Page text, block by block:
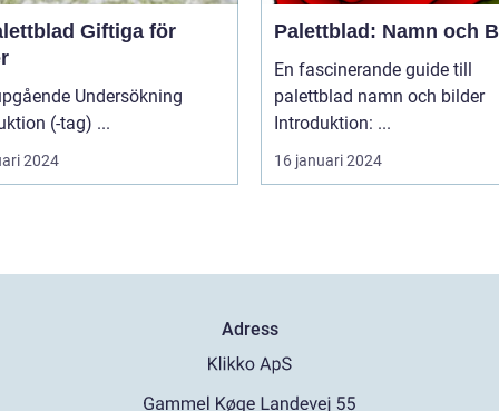
Giftiga för
Undersökning
Introduktion (-tag) ...
2024
Palettblad: Namn och
En fascinerande guide till
palettblad namn och bilder
Introduktion: ...
16 januari 2024
Adress